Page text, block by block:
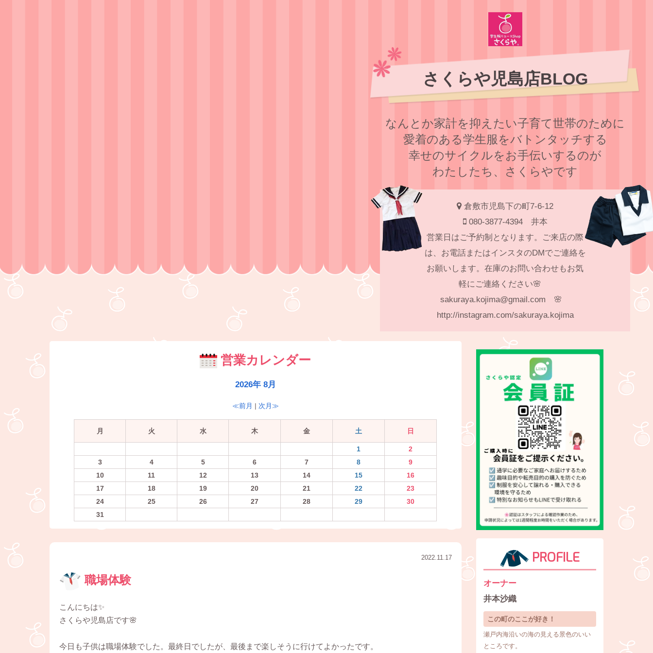
さくらや児島店BLOG
なんとか家計を抑えたい子育て世帯のために
愛着のある学⽣服をバトンタッチする
幸せのサイクルをお⼿伝いするのが
わたしたち、さくらやです
倉敷市児島下の町7-6-12
080-3877-4394 井本
営業日はご予約制となります。ご来店の際
は、お電話またはインスタのDMでご連絡を
お願いします。在庫のお問い合わせもお気
軽にご連絡ください🌸
sakuraya.kojima@gmail.com 🌸
http://instagram.com/sakuraya.kojima
営業カレンダー
2026年 8月
≪前月 | 次月≫
月 火 水 木 金 土 日
1
2
3
4 5 6 7 8
9
10
11 12 13 14 15
16
17
18 19 20 21 22
23
24
25 26 27 28 29
30
31
2022.11.17
職場体験
こんにちは✨
さくらや児島店です🌸
今日も子供は職場体験でした。最終日でしたが、最後まで楽しそうに行けてよかったです。
PROFILE
オーナー
井本沙織
この町のここが好き！
瀬戸内海沿いの海の見える景色のいい
ところです。